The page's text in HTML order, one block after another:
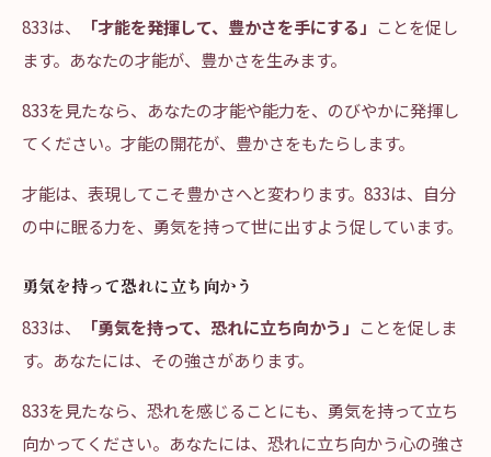
833は、
「才能を発揮して、豊かさを手にする」 ことを促し
ます。あなたの才能が、豊かさを生みます。
833を見たなら、あなたの才能や能力を、のびやかに発揮し
てください。才能の開花が、豊かさをもたらします。
才能は、表現してこそ豊かさへと変わります。833は、自分
の中に眠る力を、勇気を持って世に出すよう促しています。
勇気を持って恐れに立ち向かう
833は、
「勇気を持って、恐れに立ち向かう」 ことを促しま
す。あなたには、その強さがあります。
833を見たなら、恐れを感じることにも、勇気を持って立ち
向かってください。あなたには、恐れに立ち向かう心の強さ